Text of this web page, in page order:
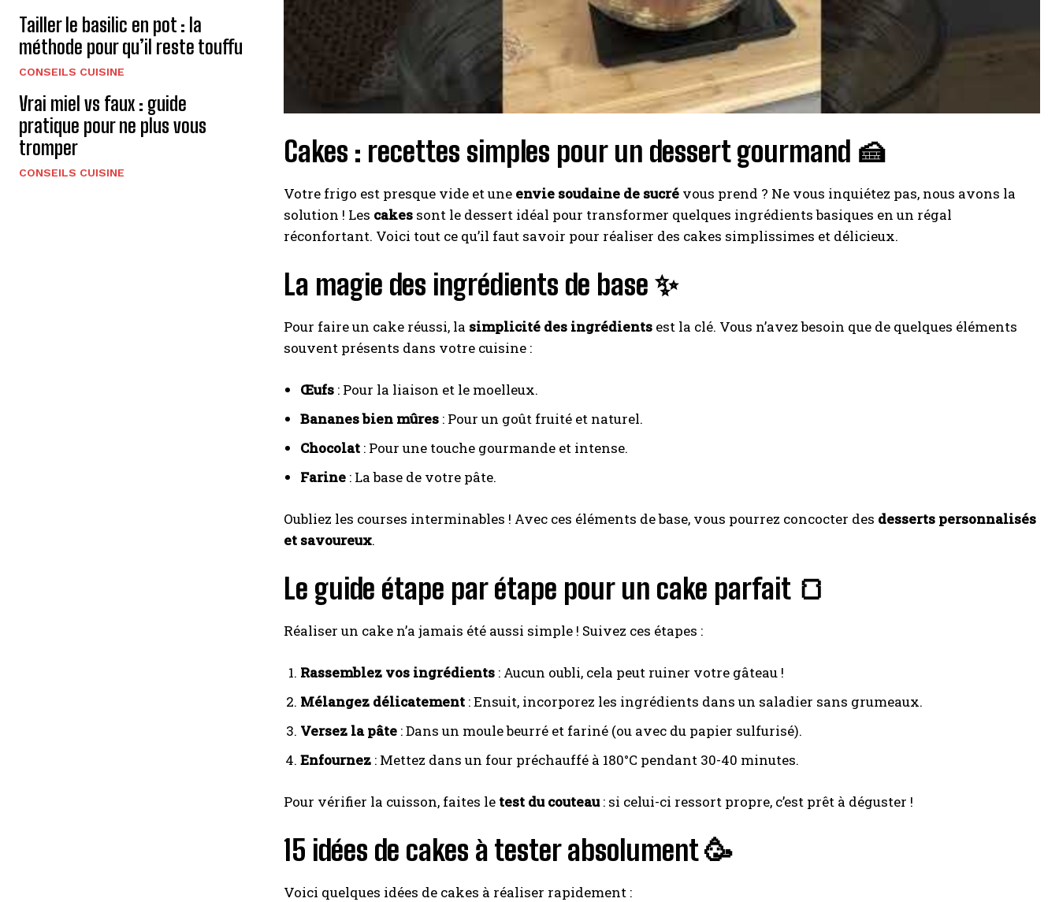
I WANT IN
I've read and accept the Privacy Policy.
pour une récolte abondante ? Un légume délicieux pour
des recettes originales !
Tailler le basilic en pot : la
méthode pour qu’il reste touffu
CONSEILS CUISINE
Vrai miel vs faux : guide
pratique pour ne plus vous
tromper
CONSEILS CUISINE
Cakes : recettes simples pour un dessert gourmand 🍰
Votre frigo est presque vide et une envie soudaine de sucré vous prend ? Ne vous inquiétez pas, nous avons la
solution ! Les cakes sont le dessert idéal pour transformer quelques ingrédients basiques en un régal
réconfortant. Voici tout ce qu’il faut savoir pour réaliser des cakes simplissimes et délicieux.
La magie des ingrédients de base ✨
Pour faire un cake réussi, la simplicité des ingrédients est la clé. Vous n’avez besoin que de quelques éléments
souvent présents dans votre cuisine :
Œufs : Pour la liaison et le moelleux.
Bananes bien mûres : Pour un goût fruité et naturel.
Chocolat : Pour une touche gourmande et intense.
Farine : La base de votre pâte.
Oubliez les courses interminables ! Avec ces éléments de base, vous pourrez concocter des desserts personnalisés
et savoureux.
Le guide étape par étape pour un cake parfait 🍞
Réaliser un cake n’a jamais été aussi simple ! Suivez ces étapes :
Rassemblez vos ingrédients : Aucun oubli, cela peut ruiner votre gâteau !
Mélangez délicatement : Ensuit, incorporez les ingrédients dans un saladier sans grumeaux.
Versez la pâte : Dans un moule beurré et fariné (ou avec du papier sulfurisé).
Enfournez : Mettez dans un four préchauffé à 180°C pendant 30-40 minutes.
Pour vérifier la cuisson, faites le test du couteau: si celui-ci ressort propre, c’est prêt à déguster !
15 idées de cakes à tester absolument 🥳
Voici quelques idées de cakes à réaliser rapidement :